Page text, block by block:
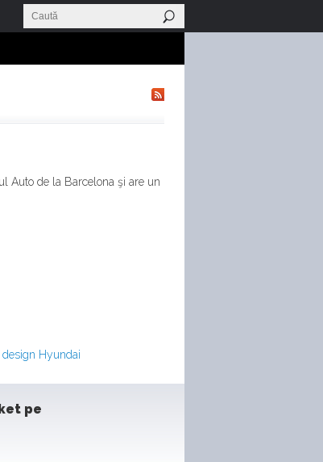
Auto de la Barcelona şi are un
Hyundai
pe